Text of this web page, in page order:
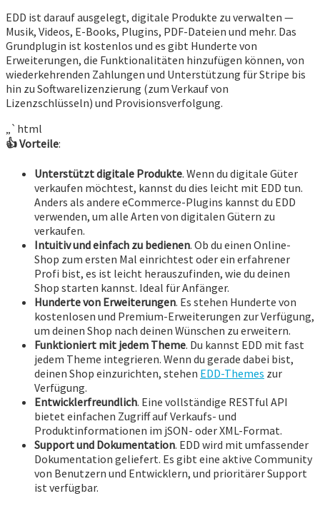
EDD ist darauf ausgelegt, digitale Produkte zu verwalten —
Musik, Videos, E-Books, Plugins, PDF-Dateien und mehr. Das
Grundplugin ist kostenlos und es gibt Hunderte von
Erweiterungen, die Funktionalitäten hinzufügen können, von
wiederkehrenden Zahlungen und Unterstützung für Stripe bis
hin zu Softwarelizenzierung (zum Verkauf von
Lizenzschlüsseln) und Provisionsverfolgung.
„`html
👍Vorteile:
Unterstützt digitale Produkte. Wenn du digitale Güter
verkaufen möchtest, kannst du dies leicht mit EDD tun.
Anders als andere eCommerce-Plugins kannst du EDD
verwenden, um alle Arten von digitalen Gütern zu
verkaufen.
Intuitiv und einfach zu bedienen. Ob du einen Online-
Shop zum ersten Mal einrichtest oder ein erfahrener
Profi bist, es ist leicht herauszufinden, wie du deinen
Shop starten kannst. Ideal für Anfänger.
Hunderte von Erweiterungen. Es stehen Hunderte von
kostenlosen und Premium-Erweiterungen zur Verfügung,
um deinen Shop nach deinen Wünschen zu erweitern.
Funktioniert mit jedem Theme. Du kannst EDD mit fast
jedem Theme integrieren. Wenn du gerade dabei bist,
deinen Shop einzurichten, stehen EDD-Themes zur
Verfügung.
Entwicklerfreundlich. Eine vollständige RESTful API
bietet einfachen Zugriff auf Verkaufs- und
Produktinformationen im jSON- oder XML-Format.
Support und Dokumentation. EDD wird mit umfassender
Dokumentation geliefert. Es gibt eine aktive Community
von Benutzern und Entwicklern, und prioritärer Support
ist verfügbar.